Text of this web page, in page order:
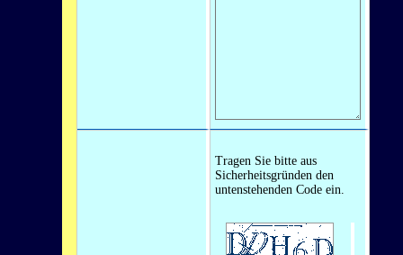
Tragen Sie bitte aus
Sicherheitsgründen den
untenstehenden Code ein.